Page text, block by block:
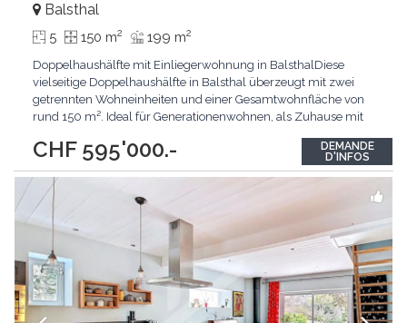
CHF 595'000.-
Balsthal
5 150 m2 199 m2
Doppelhaushälfte mit Einliegerwohnung in BalsthalDiese
vielseitige Doppelhaushälfte in Balsthal überzeugt mit zwei
getrennten Wohneinheiten und einer Gesamtwohnfläche von
rund 150 m². Ideal für Generationenwohnen, als Zuhause mit
Zimmer, ca. 103 m²Das Haupthaus bietet ein grosszügiges und
lichtdurchflutetes Raumkonzept. Herzstück ist die...
DEMANDE
D'INFOS